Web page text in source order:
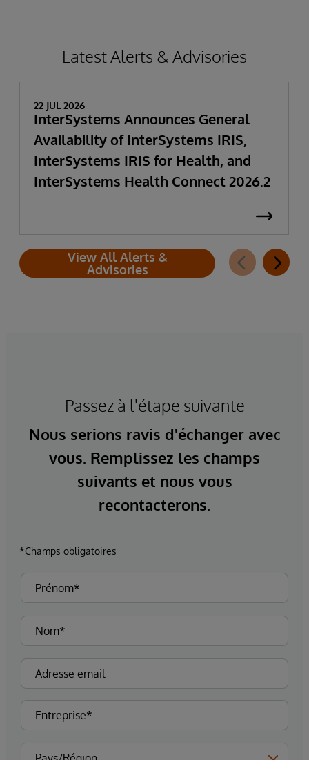
Latest Alerts & Advisories
22 JUL 2026
InterSystems Announces General
Availability of InterSystems IRIS,
InterSystems IRIS for Health, and
InterSystems Health Connect 2026.2
View All Alerts &
Advisories
Passez à l'étape suivante
Nous serions ravis d'échanger avec
vous. Remplissez les champs
suivants et nous vous
recontacterons.
*Champs obligatoires